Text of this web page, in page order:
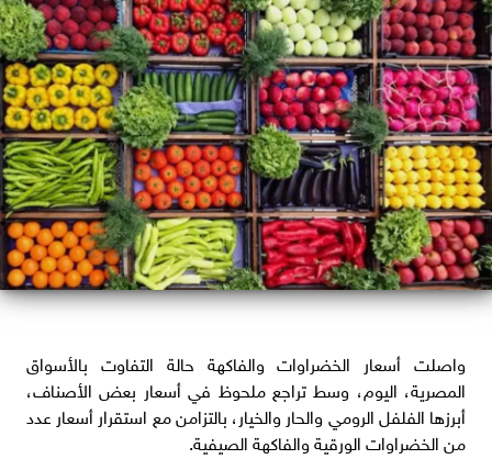
واصلت أسعار الخضراوات والفاكهة حالة التفاوت بالأسواق
المصرية، اليوم، وسط تراجع ملحوظ في أسعار بعض الأصناف،
أبرزها الفلفل الرومي والحار والخيار، بالتزامن مع استقرار أسعار عدد
من الخضراوات الورقية والفاكهة الصيفية.